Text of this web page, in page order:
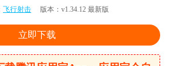
飞行射击 版本： v1.34.12 最新版
立即下载